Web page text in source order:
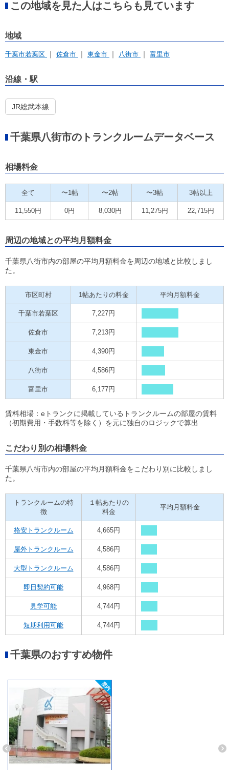
この地域を見た人はこちらも見ています
地域
千葉市若葉区 佐倉市 東金市 八街市 富里市
沿線・駅
JR総武本線
千葉県八街市のトランクルームデータベース
相場料金
全て 〜1帖 〜2帖 〜3帖 3帖以上
11,550円 0円 8,030円 11,275円 22,715円
周辺の地域との平均月額料金
千葉県八街市内の部屋の平均月額料金を周辺の地域と比較しまし
た。
市区町村 1帖あたりの料金 平均月額料金
千葉市若葉区 7,227円
佐倉市 7,213円
東金市 4,390円
八街市 4,586円
富里市 6,177円
賃料相場：eトランクに掲載しているトランクルームの部屋の賃料
（初期費用・手数料等を除く）を元に独自のロジックで算出
こだわり別の相場料金
千葉県八街市内の部屋の平均月額料金をこだわり別に比較しまし
た。
トランクルームの特
徴
１帖あたりの
料金
平均月額料金
格安トランクルーム 4,665円
屋外トランクルーム 4,586円
大型トランクルーム 4,586円
即日契約可能 4,968円
見学可能 4,744円
短期利用可能 4,744円
千葉県のおすすめ物件